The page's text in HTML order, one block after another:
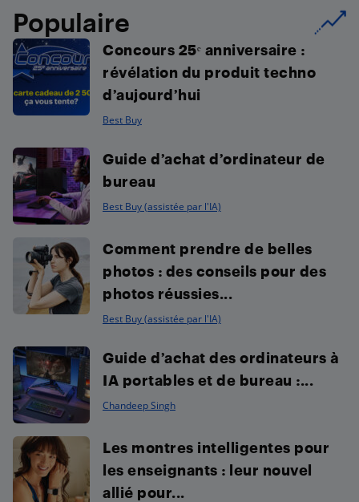
Populaire
Concours 25ᵉ anniversaire :
révélation du produit techno
d’aujourd’hui
Best Buy
Guide d’achat d’ordinateur de
bureau
Best Buy (assistée par l'IA)
Comment prendre de belles
photos : des conseils pour des
photos réussies...
Best Buy (assistée par l'IA)
Guide d’achat des ordinateurs à
IA portables et de bureau :...
Chandeep Singh
Les montres intelligentes pour
les enseignants : leur nouvel
allié pour...